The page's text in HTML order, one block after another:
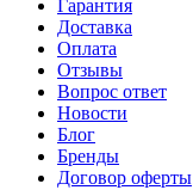
Гарантия
Доставка
Оплата
Отзывы
Вопрос ответ
Новости
Блог
Бренды
Договор оферты